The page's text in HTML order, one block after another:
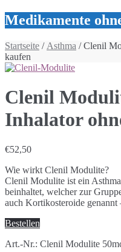
Medikamente
Startseite / Asthma / Clenil
kaufen
Clenil
Inhalator
€52,50
Wie wirkt Clenil Modulite?
Clenil Modulite ist ein
beinhaltet, welcher zur
auch Kortikosteroide genannt
Bestellen
Art.-Nr.: Clenil Modulite